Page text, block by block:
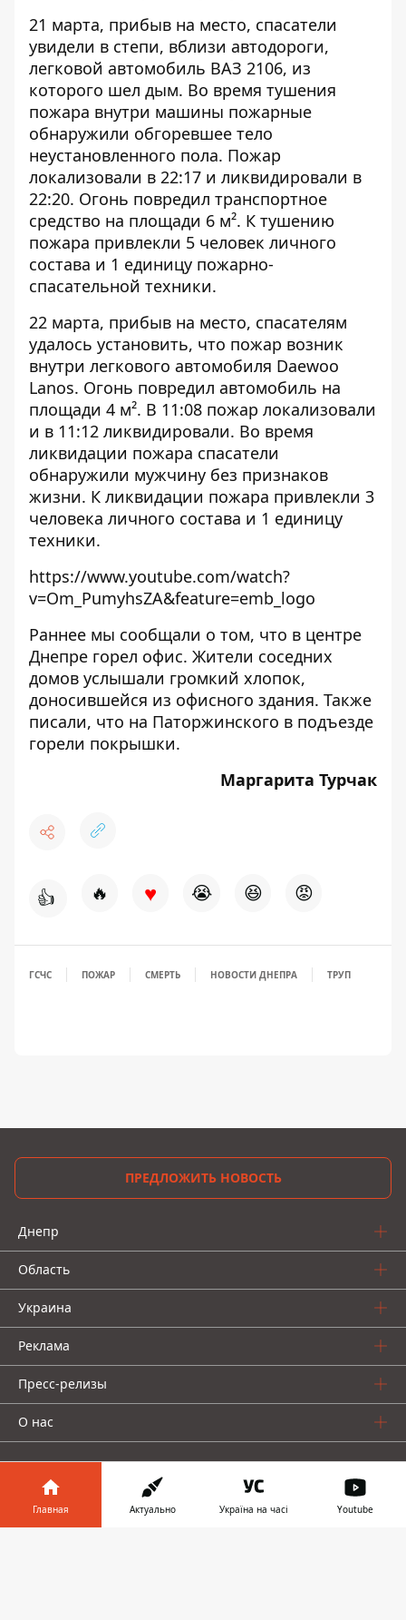
21 марта, прибыв на место, спасатели
увидели в степи, вблизи автодороги,
легковой автомобиль ВАЗ 2106, из
которого шел дым. Во время тушения
пожара внутри машины пожарные
обнаружили обгоревшее тело
неустановленного пола. Пожар
локализовали в 22:17 и ликвидировали в
22:20. Огонь повредил транспортное
средство на площади 6 м². К тушению
пожара привлекли 5 человек личного
состава и 1 единицу пожарно-
спасательной техники.
22 марта, прибыв на место, спасателям
удалось установить, что пожар возник
внутри легкового автомобиля Daewoo
Lanos. Огонь повредил автомобиль на
площади 4 м². В 11:08 пожар локализовали
и в 11:12 ликвидировали. Во время
ликвидации пожара спасатели
обнаружили мужчину без признаков
жизни. К ликвидации пожара привлекли 3
человека личного состава и 1 единицу
техники.
https://www.youtube.com/watch?
v=Om_PumyhsZA&feature=emb_logo
Раннее мы сообщали о том, что в центре
Днепре горел офис. Жители соседних
домов услышали громкий хлопок,
доносившейся из офисного здания. Также
писали, что на Паторжинского в подъезде
горели покрышки.
Маргарита Турчак
👍 🔥 ♥ 😭 😆 😡
ГСЧС ПОЖАР СМЕРТЬ НОВОСТИ ДНЕПРА ТРУП
ПРЕДЛОЖИТЬ НОВОСТЬ
Днепр
Область
Украина
Реклама
Пресс-релизы
О нас
Главная Актуально Україна на часі Youtube